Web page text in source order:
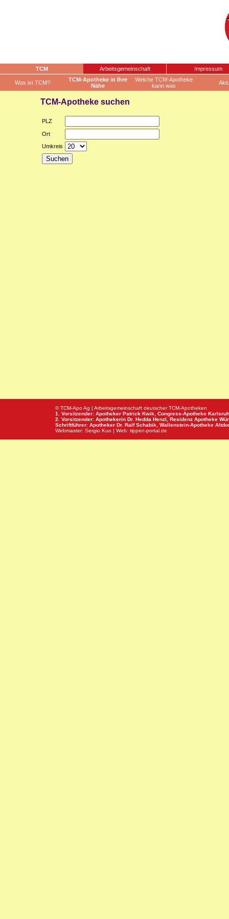
TCM Arbeitsgemeinschaft Impressum
Was ist TCM?
TCM-Apotheke in Ihre
Nähe
Welche TCM-Apotheke
kann was
TCM-Apotheke suchen
PLZ
Ort
Umkreis
© TCM-Apo Ag | Arbeitsgemeinschaft deutscher TCM-Apotheken
1. Vorsitzender: Apotheker Patrick Kwik, Congress-Apotheke
2. Vorsitzender: Apothekerin Dr. Hedda Henzl, Residenz Apotheke
Schriftführer: Apotheker Dr. Ralf Schabik, Wallenstein-Apotheke
Webmaster: Sergio Kuo | Web: tippen-portal.de